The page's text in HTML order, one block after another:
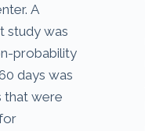
A
study was
probability
days was
that were